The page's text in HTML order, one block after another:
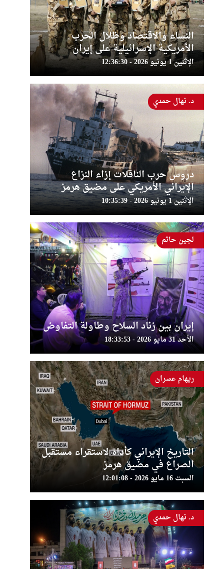
النساء والاقتصاد وظلال الحرب
الأمريكية الإسرائيلية على إيران
الإثنين 1 يونيو 2026 - 12:36:30
دروس حرب الناقلات إزاء النزاع
الإيراني الأمريكي على مضيق هرمز
الإثنين 1 يونيو 2026 - 10:35:39
د. نهال حمدي
إيران بين زناد السلاح وطاولة التفاوض
الأحد 31 مايو 2026 - 18:33:53
لجين حاتم
التاريخ الإيراني كأداة لاستقراء مستقبل
الصراع في مضيق هرمز
السبت 16 مايو 2026 - 12:01:08
ريهام عسران
د. نهال حمدي